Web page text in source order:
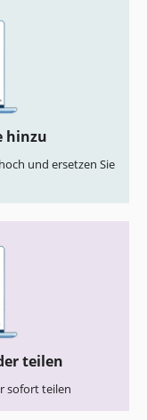
hinzu
und ersetzen Sie
teilen
sofort teilen